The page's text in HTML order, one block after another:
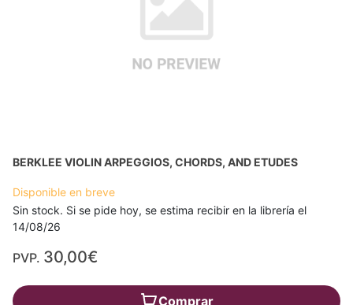
BERKLEE VIOLIN ARPEGGIOS, CHORDS, AND ETUDES
Disponible en breve
Sin stock. Si se pide hoy, se estima recibir en la librería el
14/08/26
PVP. 30,00€
Comprar